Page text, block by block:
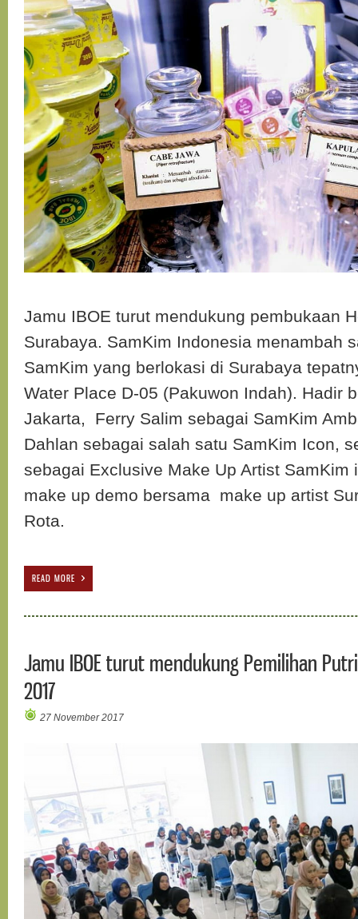
Jamu IBOE turut mendukung pembukaan
Surabaya. SamKim Indonesia menambah
SamKim yang berlokasi di Surabaya
Water Place D-05 (Pakuwon Indah). Hadir
Jakarta, Ferry Salim sebagai SamKim
Dahlan sebagai salah satu SamKim Icon,
sebagai Exclusive Make Up Artist SamKim
make up demo bersama make up artist
Rota.
READ MORE
Jamu IBOE turut mendukung Pemilihan
2017
27 November 2017